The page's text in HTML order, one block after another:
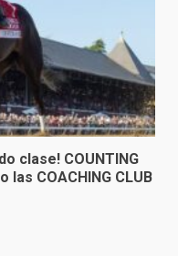
clase! COUNTING
las COACHING CLUB